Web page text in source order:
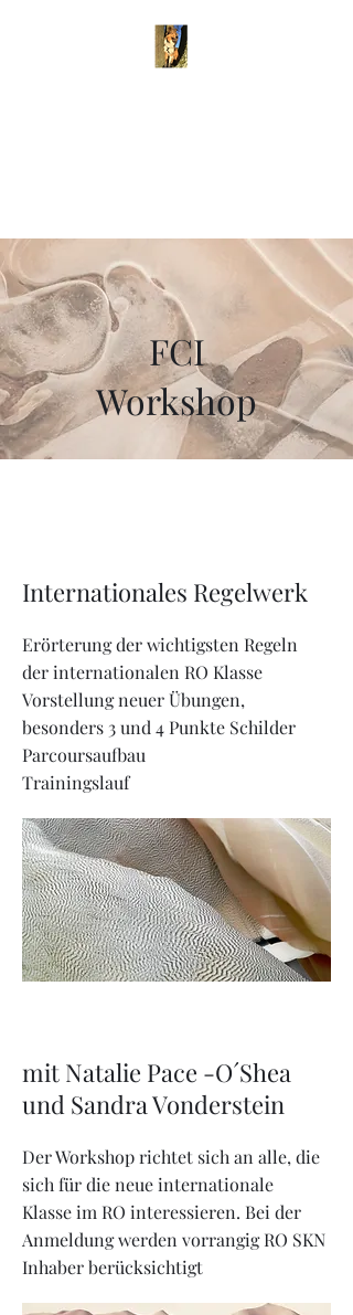
FCI
Workshop
Internationales Regelwerk
Erörterung der wichtigsten Regeln
der internationalen RO Klasse
Vorstellung neuer Übungen,
besonders 3 und 4 Punkte Schilder
Parcoursaufbau
Trainingslauf
mit Natalie Pace -O´Shea
und Sandra Vonderstein
Der Workshop richtet sich an alle, die
sich für die neue internationale
Klasse im RO interessieren. Bei der
Anmeldung werden vorrangig RO SKN
Inhaber berücksichtigt